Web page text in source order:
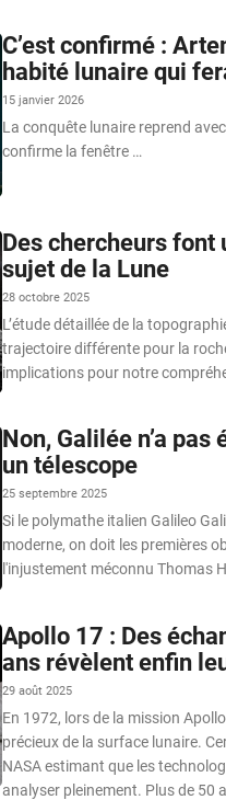
C’est confirmé :
habité lunaire qui
15 janvier 2026
La conquête lunaire reprend
confirme la fenêtre …
Des chercheurs font
sujet de la Lune
28 octobre 2025
L’étude détaillée de la
trajectoire différente pour la
implications pour notre
Non, Galilée n’a
un télescope
25 septembre 2025
Si le polymathe italien Galileo
moderne, on doit les premières
l'injustement méconnu Thomas
Apollo 17 : Des
ans révèlent enfin
29 août 2025
En 1972, lors de la mission
précieux de la surface lunaire.
NASA estimant que les
analyser pleinement. Plus de 50